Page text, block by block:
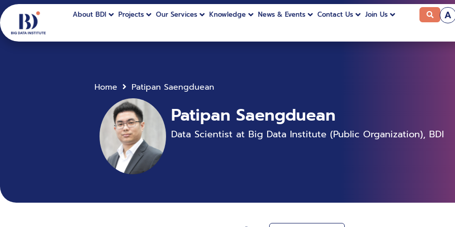
About BDI Projects Our Services Knowledge News & Events Contact Us Join Us A
Home Patipan Saengduean
Patipan Saengduean
Data Scientist at Big Data Institute (Public Organization), BDI